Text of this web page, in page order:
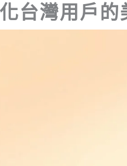
台灣用戶的